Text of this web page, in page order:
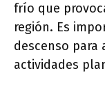
frío que
región. Es
descenso para
actividades